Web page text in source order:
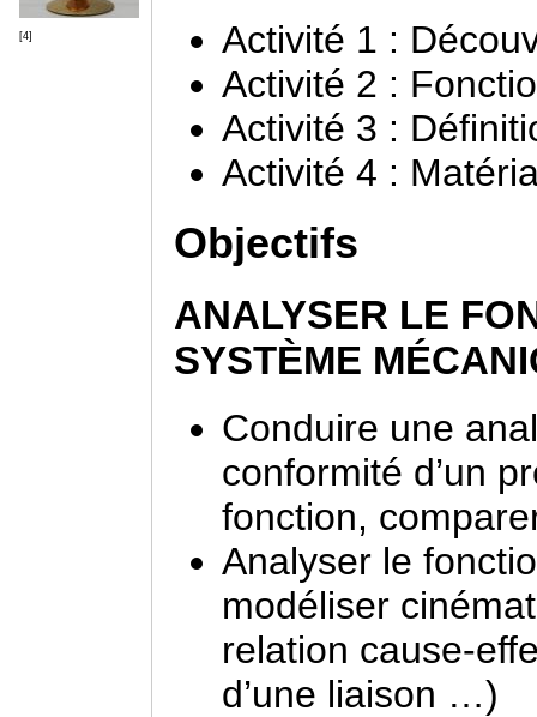
[4]
Activité 1 :
Activité 2 :
Activité 3 :
Activité 4 :
Objectifs
ANALYSER LE
SYSTÈME
Conduire une
conformité d’un
fonction,
Analyser le
modéliser
relation cause-
d’une liaison …)